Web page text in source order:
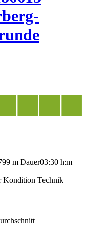
m Dauer03:30 h:m
Kondition Technik